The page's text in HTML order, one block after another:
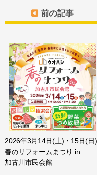
前の記事
2026年3月14日(土)・15日(日)
春のリフォームまつり in
加古川市民会館